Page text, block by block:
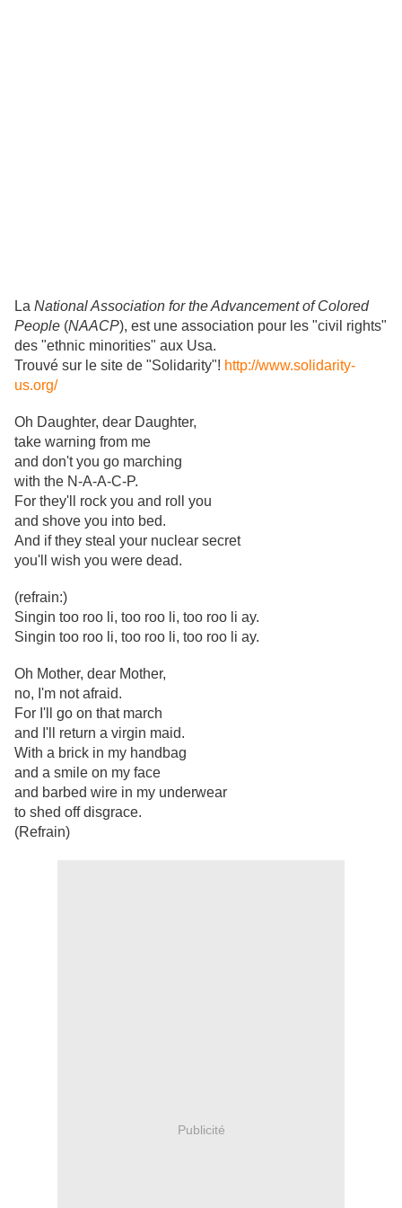
La National Association for the Advancement of Colored
People (NAACP), est une association pour les "civil rights"
des "ethnic minorities" aux Usa.
Trouvé sur le site de "Solidarity"! http://www.solidarity-
us.org/
Oh Daughter, dear Daughter,
take warning from me
and don't you go marching
with the N-A-A-C-P.
For they'll rock you and roll you
and shove you into bed.
And if they steal your nuclear secret
you'll wish you were dead.
(refrain:)
Singin too roo li, too roo li, too roo li ay.
Singin too roo li, too roo li, too roo li ay.
Oh Mother, dear Mother,
no, I'm not afraid.
For I'll go on that march
and I'll return a virgin maid.
With a brick in my handbag
and a smile on my face
and barbed wire in my underwear
to shed off disgrace.
(Refrain)
Publicité